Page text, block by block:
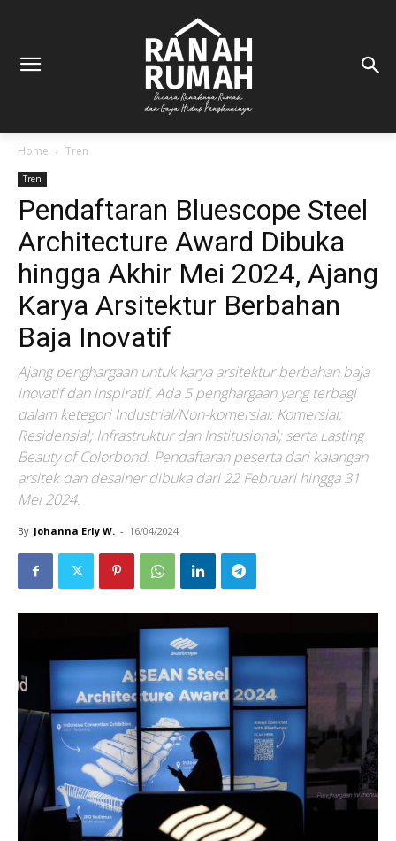
Home Tren
Tren
Pendaftaran Bluescope Steel
Architecture Award Dibuka
hingga Akhir Mei 2024, Ajang
Karya Arsitektur Berbahan
Baja Inovatif
Ajang penghargaan untuk karya arsitektur berbahan baja
inovatif dan inspiratif. Ada 5 penghargaan yang terbagi
dalam ketegori Industrial/Non-komersial; Komersial;
Residensial; Infrastruktur dan Institusional; serta Lasting
Beauty of Colorbond. Pendaftaran peserta dari kalangan
arsitek dan desainer dibuka dari 22 Februari hingga 31
Mei 2024.
By Johanna Erly W. - 16/04/2024